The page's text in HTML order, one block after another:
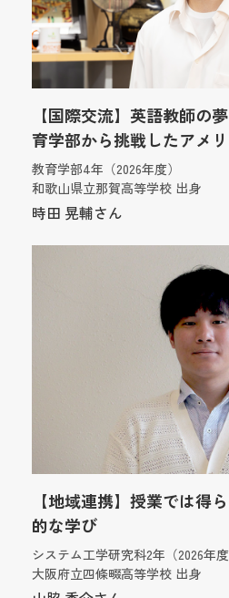
【国際交流】英語教師の
育学部から挑戦したアメ
教育学部4年（2026年度）
和歌山県立那賀高等学校 出身
時田 晃輔さん
【地域連携】授業では得
的な学び
システム工学研究科2年（2026年度
大阪府立四條畷高等学校 出身